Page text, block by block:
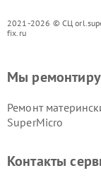
2021-2026 © СЦ
fix.ru
Мы
Ремонт
SuperMicro
Контакты